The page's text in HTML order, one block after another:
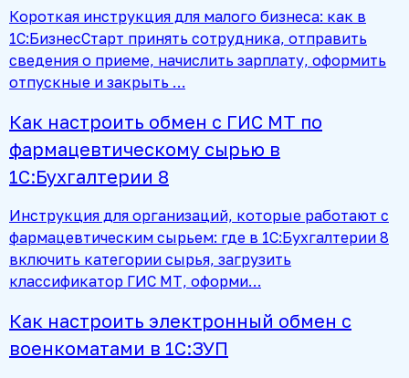
Короткая инструкция для малого бизнеса: как в
1С:БизнесСтарт принять сотрудника, отправить
сведения о приеме, начислить зарплату, оформить
отпускные и закрыть …
Как настроить обмен с ГИС МТ по
фармацевтическому сырью в
1С:Бухгалтерии 8
Инструкция для организаций, которые работают с
фармацевтическим сырьем: где в 1С:Бухгалтерии 8
включить категории сырья, загрузить
классификатор ГИС МТ, оформи…
Как настроить электронный обмен с
военкоматами в 1С:ЗУП